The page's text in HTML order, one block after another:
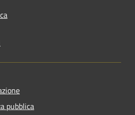
pubblica